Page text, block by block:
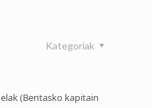
Kategoriak
(Bentasko kapitain